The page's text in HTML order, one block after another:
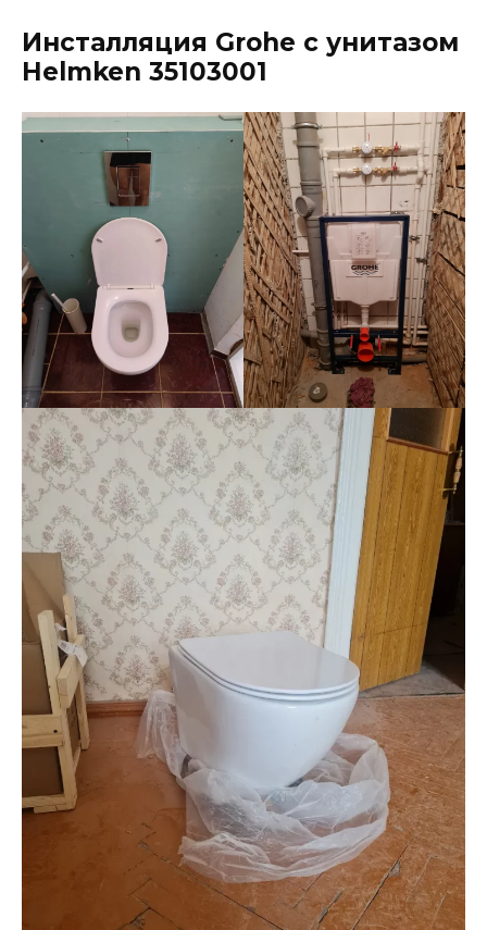
Инсталляция Grohe с унитазом
Helmken 35103001